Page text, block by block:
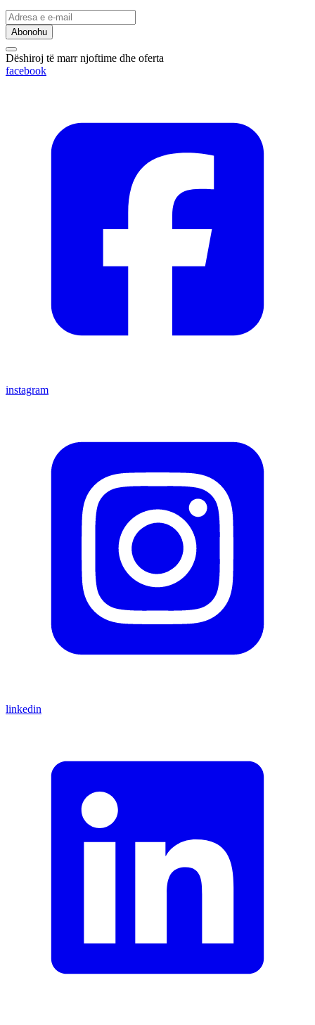
Abonohu
Dëshiroj të marr njoftime dhe oferta
facebook
instagram
linkedin